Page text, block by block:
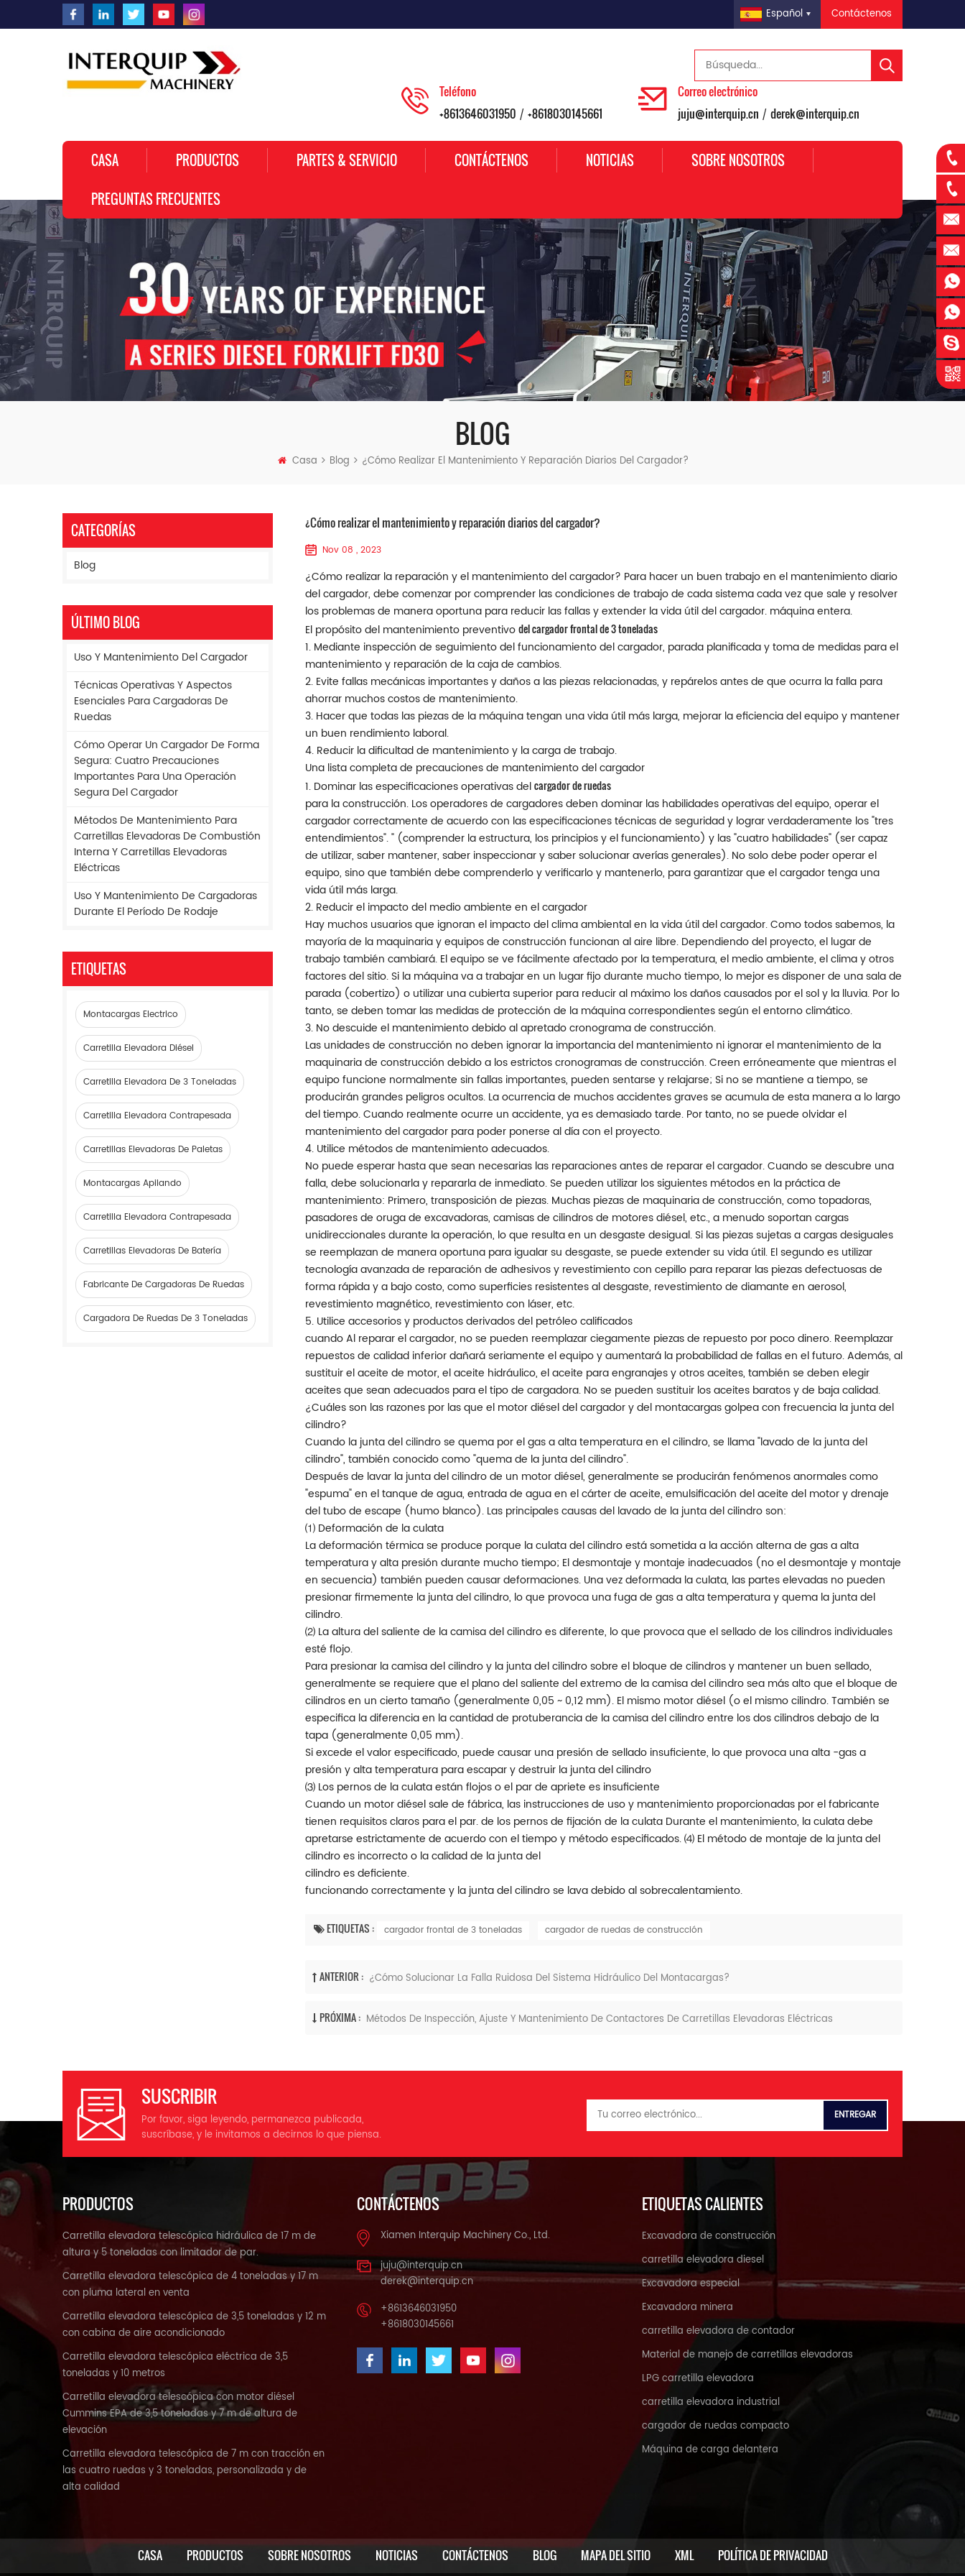
Contáctenos
Español
Teléfono
+8613646031950 / +8618030145661
Correo electrónico
juju@interquip.cn / derek@interquip.cn
CASA PRODUCTOS PARTES & SERVICIO CONTÁCTENOS NOTICIAS SOBRE NOSOTROS
PREGUNTAS FRECUENTES
BLOG
Casa Blog ¿Cómo Realizar El Mantenimiento Y Reparación Diarios Del Cargador?
¿Cómo realizar el mantenimiento y reparación diarios del cargador?
Nov 08 , 2023
¿Cómo realizar la reparación y el mantenimiento del cargador? Para hacer un buen trabajo en el mantenimiento diario
del cargador, debe comenzar por comprender las condiciones de trabajo de cada sistema cada vez que sale y resolver
los problemas de manera oportuna para reducir las fallas y extender la vida útil del cargador. máquina entera.
El propósito del mantenimiento preventivodel cargador frontal de 3 toneladas
1. Mediante inspección de seguimiento del funcionamiento del cargador, parada planificada y toma de medidas para el
mantenimiento y reparación de la caja de cambios.
2. Evite fallas mecánicas importantes y daños a las piezas relacionadas, y repárelos antes de que ocurra la falla para
ahorrar muchos costos de mantenimiento.
3. Hacer que todas las piezas de la máquina tengan una vida útil más larga, mejorar la eficiencia del equipo y mantener
un buen rendimiento laboral.
4. Reducir la dificultad de mantenimiento y la carga de trabajo.
Una lista completa de precauciones de mantenimiento del cargador
1. Dominar las especificaciones operativas delcargador de ruedas
para la construcción. Los operadores de cargadores deben dominar las habilidades operativas del equipo, operar el
cargador correctamente de acuerdo con las especificaciones técnicas de seguridad y lograr verdaderamente los "tres
entendimientos". " (comprender la estructura, los principios y el funcionamiento) y las "cuatro habilidades" (ser capaz
de utilizar, saber mantener, saber inspeccionar y saber solucionar averías generales). No solo debe poder operar el
equipo, sino que también debe comprenderlo y verificarlo y mantenerlo, para garantizar que el cargador tenga una
vida útil más larga.
2. Reducir el impacto del medio ambiente en el cargador
Hay muchos usuarios que ignoran el impacto del clima ambiental en la vida útil del cargador. Como todos sabemos, la
mayoría de la maquinaria y equipos de construcción funcionan al aire libre. Dependiendo del proyecto, el lugar de
trabajo también cambiará. El equipo se ve fácilmente afectado por la temperatura, el medio ambiente, el clima y otros
factores del sitio. Si la máquina va a trabajar en un lugar fijo durante mucho tiempo, lo mejor es disponer de una sala de
parada (cobertizo) o utilizar una cubierta superior para reducir al máximo los daños causados ​​por el sol y la lluvia. Por lo
tanto, se deben tomar las medidas de protección de la máquina correspondientes según el entorno climático.
3. No descuide el mantenimiento debido al apretado cronograma de construcción.
Las unidades de construcción no deben ignorar la importancia del mantenimiento ni ignorar el mantenimiento de la
maquinaria de construcción debido a los estrictos cronogramas de construcción. Creen erróneamente que mientras el
equipo funcione normalmente sin fallas importantes, pueden sentarse y relajarse; Si no se mantiene a tiempo, se
producirán grandes peligros ocultos. La ocurrencia de muchos accidentes graves se acumula de esta manera a lo largo
del tiempo. Cuando realmente ocurre un accidente, ya es demasiado tarde. Por tanto, no se puede olvidar el
mantenimiento del cargador para poder ponerse al día con el proyecto.
4. Utilice métodos de mantenimiento adecuados.
No puede esperar hasta que sean necesarias las reparaciones antes de reparar el cargador. Cuando se descubre una
falla, debe solucionarla y repararla de inmediato. Se pueden utilizar los siguientes métodos en la práctica de
mantenimiento: Primero, transposición de piezas. Muchas piezas de maquinaria de construcción, como topadoras,
pasadores de oruga de excavadoras, camisas de cilindros de motores diésel, etc., a menudo soportan cargas
unidireccionales durante la operación, lo que resulta en un desgaste desigual. Si las piezas sujetas a cargas desiguales
se reemplazan de manera oportuna para igualar su desgaste, se puede extender su vida útil. El segundo es utilizar
tecnología avanzada de reparación de adhesivos y revestimiento con cepillo para reparar las piezas defectuosas de
forma rápida y a bajo costo, como superficies resistentes al desgaste, revestimiento de diamante en aerosol,
revestimiento magnético, revestimiento con láser, etc.
5. Utilice accesorios y productos derivados del petróleo calificados
cuando Al reparar el cargador, no se pueden reemplazar ciegamente piezas de repuesto por poco dinero. Reemplazar
repuestos de calidad inferior dañará seriamente el equipo y aumentará la probabilidad de fallas en el futuro. Además, al
sustituir el aceite de motor, el aceite hidráulico, el aceite para engranajes y otros aceites, también se deben elegir
aceites que sean adecuados para el tipo de cargadora. No se pueden sustituir los aceites baratos y de baja calidad.
¿Cuáles son las razones por las que el motor diésel del cargador y del montacargas golpea con frecuencia la junta del
cilindro?
Cuando la junta del cilindro se quema por el gas a alta temperatura en el cilindro, se llama "lavado de la junta del
cilindro", también conocido como "quema de la junta del cilindro".
Después de lavar la junta del cilindro de un motor diésel, generalmente se producirán fenómenos anormales como
"espuma" en el tanque de agua, entrada de agua en el cárter de aceite, emulsificación del aceite del motor y drenaje
del tubo de escape (humo blanco). Las principales causas del lavado de la junta del cilindro son:
⑴ Deformación de la culata
La deformación térmica se produce porque la culata del cilindro está sometida a la acción alterna de gas a alta
temperatura y alta presión durante mucho tiempo; El desmontaje y montaje inadecuados (no el desmontaje y montaje
en secuencia) también pueden causar deformaciones. Una vez deformada la culata, las partes elevadas no pueden
presionar firmemente la junta del cilindro, lo que provoca una fuga de gas a alta temperatura y quema la junta del
cilindro.
⑵ La altura del saliente de la camisa del cilindro es diferente, lo que provoca que el sellado de los cilindros individuales
esté flojo.
Para presionar la camisa del cilindro y la junta del cilindro sobre el bloque de cilindros y mantener un buen sellado,
generalmente se requiere que el plano del saliente del extremo de la camisa del cilindro sea más alto que el bloque de
cilindros en un cierto tamaño (generalmente 0,05 ~ 0,12 mm). El mismo motor diésel (o el mismo cilindro. También se
especifica la diferencia en la cantidad de protuberancia de la camisa del cilindro entre los dos cilindros debajo de la
tapa (generalmente 0,05 mm).
Si excede el valor especificado, puede causar una presión de sellado insuficiente, lo que provoca una alta -gas a
presión y alta temperatura para escapar y destruir la junta del cilindro
⑶ Los pernos de la culata están flojos o el par de apriete es insuficiente
Cuando un motor diésel sale de fábrica, las instrucciones de uso y mantenimiento proporcionadas por el fabricante
tienen requisitos claros para el par. de los pernos de fijación de la culata Durante el mantenimiento, la culata debe
apretarse estrictamente de acuerdo con el tiempo y método especificados. ⑷ El método de montaje de la junta del
cilindro es incorrecto o la calidad de la junta del
cilindro es deficiente.
funcionando correctamente y la junta del cilindro se lava debido al sobrecalentamiento.
ETIQUETAS : cargador frontal de 3 toneladas cargador de ruedas de construcción
ANTERIOR : ¿Cómo Solucionar La Falla Ruidosa Del Sistema Hidráulico Del Montacargas?
PRÓXIMA : Métodos De Inspección, Ajuste Y Mantenimiento De Contactores De Carretillas Elevadoras Eléctricas
CATEGORÍAS
Blog
ÚLTIMO BLOG
Uso Y Mantenimiento Del Cargador
Técnicas Operativas Y Aspectos
Esenciales Para Cargadoras De
Ruedas
Cómo Operar Un Cargador De Forma
Segura: Cuatro Precauciones
Importantes Para Una Operación
Segura Del Cargador
Métodos De Mantenimiento Para
Carretillas Elevadoras De Combustión
Interna Y Carretillas Elevadoras
Eléctricas
Uso Y Mantenimiento De Cargadoras
Durante El Período De Rodaje
ETIQUETAS
Montacargas Electrico
Carretilla Elevadora Diésel
Carretilla Elevadora De 3 Toneladas
Carretilla Elevadora Contrapesada
Carretillas Elevadoras De Paletas
Montacargas Apilando
Carretilla Elevadora Contrapesada
Carretillas Elevadoras De Batería
Fabricante De Cargadoras De Ruedas
Cargadora De Ruedas De 3 Toneladas
SUSCRIBIR
Por favor, siga leyendo, permanezca publicada,
suscríbase, y le invitamos a decirnos lo que piensa.
PRODUCTOS
Carretilla elevadora telescópica hidráulica de 17 m de
altura y 5 toneladas con limitador de par.
Carretilla elevadora telescópica de 4 toneladas y 17 m
con pluma lateral en venta
Carretilla elevadora telescópica de 3,5 toneladas y 12 m
con cabina de aire acondicionado
Carretilla elevadora telescópica eléctrica de 3,5
toneladas y 10 metros
Carretilla elevadora telescópica con motor diésel
Cummins EPA de 3,5 toneladas y 7 m de altura de
elevación
Carretilla elevadora telescópica de 7 m con tracción en
las cuatro ruedas y 3 toneladas, personalizada y de
alta calidad
CONTÁCTENOS
Xiamen Interquip Machinery Co., Ltd.
juju@interquip.cn
derek@interquip.cn
+8613646031950
+8618030145661
ETIQUETAS CALIENTES
Excavadora de construcción
carretilla elevadora diesel
Excavadora especial
Excavadora minera
carretilla elevadora de contador
Material de manejo de carretillas elevadoras
LPG carretilla elevadora
carretilla elevadora industrial
cargador de ruedas compacto
Máquina de carga delantera
CASA PRODUCTOS SOBRE NOSOTROS NOTICIAS CONTÁCTENOS BLOG MAPA DEL SITIO XML POLÍTICA DE PRIVACIDAD